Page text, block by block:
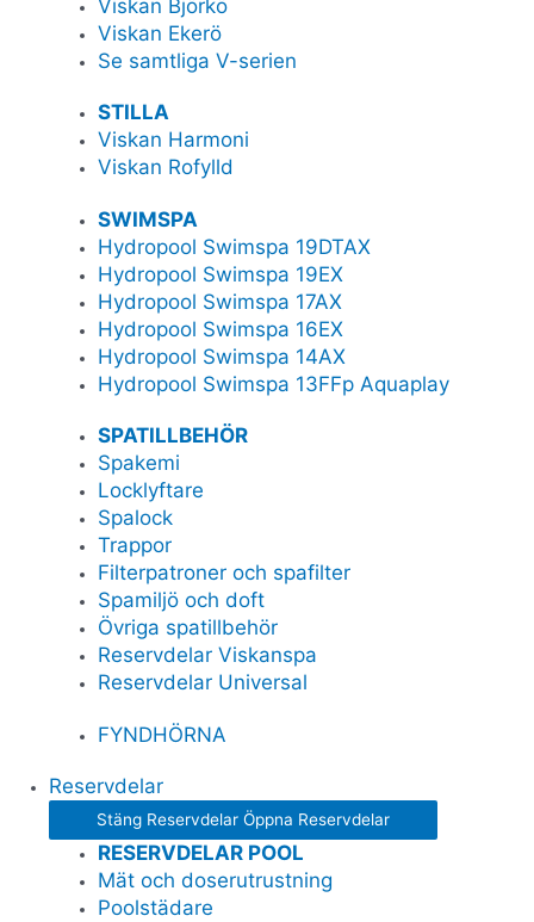
Viskan Björkö
Viskan Ekerö
Se samtliga V-serien
STILLA
Viskan Harmoni
Viskan Rofylld
SWIMSPA
Hydropool Swimspa 19DTAX
Hydropool Swimspa 19EX
Hydropool Swimspa 17AX
Hydropool Swimspa 16EX
Hydropool Swimspa 14AX
Hydropool Swimspa 13FFp Aquaplay
SPATILLBEHÖR
Spakemi
Locklyftare
Spalock
Trappor
Filterpatroner och spafilter
Spamiljö och doft
Övriga spatillbehör
Reservdelar Viskanspa
Reservdelar Universal
FYNDHÖRNA
Reservdelar
Stäng Reservdelar Öppna Reservdelar
RESERVDELAR POOL
Mät och doserutrustning
Poolstädare